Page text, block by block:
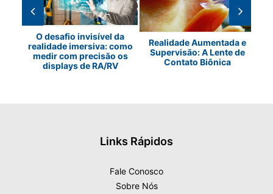
O desafio invisível da
realidade imersiva: como
medir com precisão os
displays de RA/RV
Realidade Aumentada e
Supervisão: A Lente de
Contato Biônica
Links Rápidos
Fale Conosco
Sobre Nós